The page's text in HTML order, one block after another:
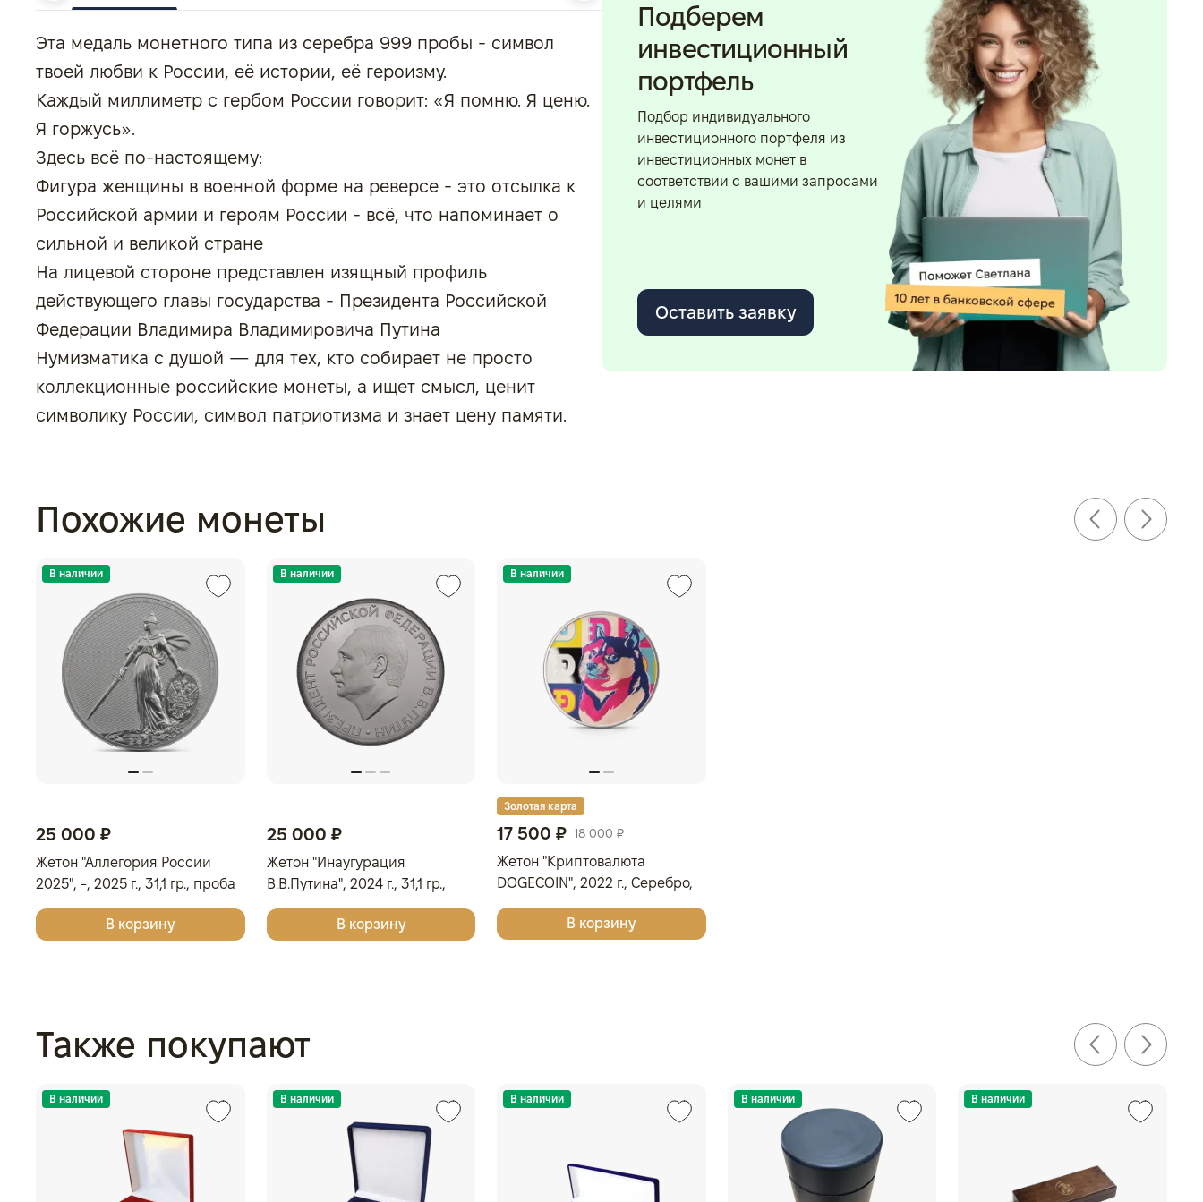
Эта медаль монетного типа из серебра 999 пробы - символ
твоей любви к России, её истории, её героизму.
Каждый миллиметр с гербом России говорит: «Я помню. Я ценю.
Я горжусь».
Здесь всё по-настоящему:
Фигура женщины в военной форме на реверсе - это отсылка к
Российской армии и героям России - всё, что напоминает о
сильной и великой стране
На лицевой стороне представлен изящный профиль
действующего главы государства - Президента Российской
Федерации Владимира Владимировича Путина
Нумизматика с душой — для тех, кто собирает не просто
коллекционные российские монеты, а ищет смысл, ценит
символику России, символ патриотизма и знает цену памяти.
Подберем
инвестиционный
портфель
Подбор индивидуального
инвестиционного портфеля из
инвестиционных монет в
соответствии с вашими запросами
и целями
Оставить заявку
Похожие монеты
В наличии
25 000 ₽
Жетон "Аллегория России
2025", -, 2025 г., 31,1 гр., проба
999, РОССИЯ
В корзину
В наличии
25 000 ₽
Жетон "Инаугурация
В.В.Путина", 2024 г., 31,1 гр.,
проба 999, РОССИЯ
В корзину
В наличии
Золотая карта
17 500 ₽ 18 000 ₽
Жетон "Криптовалюта
DOGECOIN", 2022 г., Серебро,
31,1 гр., проба 999,
В корзину
Также покупают
В наличии В наличии В наличии В наличии В наличии